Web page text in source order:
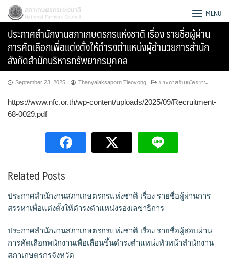
Skip
content
Search
for:
สภาเกษตรกรแห่งชาติ MENU
ประกาศสำนักงานสภาเกษตรกรแห่งชาติ เรื่อง รายชื่อผู้ผ่าน
การคัดเลือกเพื่อแต่งตั้งให้ดำรงตำแหน่งผู้อำนวยการสำนัก
สังกัดสำนักบริหารทรัพยากรบุคคล
September 23, 2025 Thanyalaksaporn Tieoyong ประกาศรับสมัครงาน
https://www.nfc.or.th/wp-content/uploads/2025/09/Recruitment-
68-0029.pdf
Related Posts
ประกาศสำนักงานสภาเกษตรกรแห่งชาติ เรื่อง รายชื่อผู้ผ่านการ
สรรหาเพื่อแต่งตั้งให้ดำรงตำแหน่งรองเลขาธิการ
ประกาศสำนักงานสภาเกษตรกรแห่งชาติ เรื่อง รายชื่อผู้สอบผ่าน
การคัดเลือกพนักงานเพื่อเลื่อนขึ้นดำรงตำแหน่งหัวหน้าสำนักงาน
สภาเกษตรกรจังหวัด